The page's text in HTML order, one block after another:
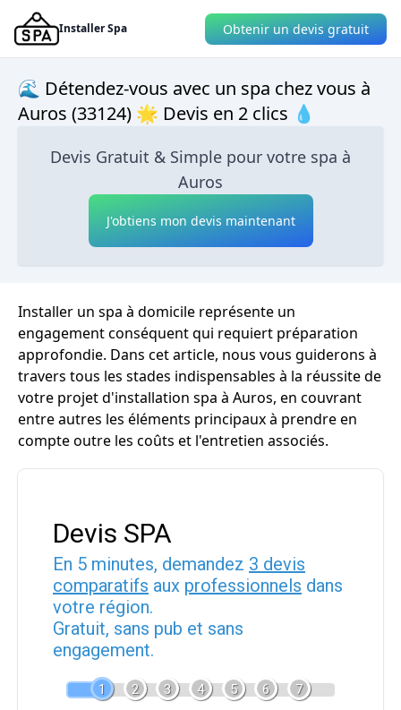
Installer Spa Obtenir un devis gratuit
🌊 Détendez-vous avec un spa chez vous à
Auros (33124) 🌟 Devis en 2 clics 💧
Devis Gratuit & Simple pour votre spa à
Auros
J'obtiens mon devis maintenant
Installer un spa à domicile représente un
engagement conséquent qui requiert préparation
approfondie. Dans cet article, nous vous guiderons à
travers tous les stades indispensables à la réussite de
votre projet d'installation spa à Auros, en couvrant
entre autres les éléments principaux à prendre en
compte outre les coûts et l'entretien associés.
Devis SPA
En 5 minutes, demandez 3 devis
comparatifs aux professionnels dans
votre région.
Gratuit, sans pub et sans
engagement.
1 2 3 4 5 6 7